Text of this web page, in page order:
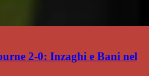
2-0: Inzaghi e Bani nel